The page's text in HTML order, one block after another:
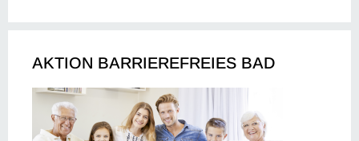
AKTION BARRIEREFREIES BAD